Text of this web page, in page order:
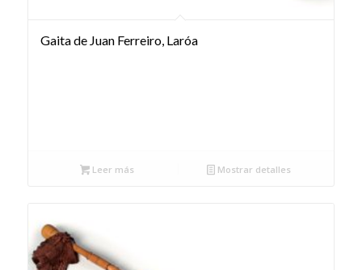
Gaita de Juan Ferreiro, Laróa
Leer más Mostrar detalles